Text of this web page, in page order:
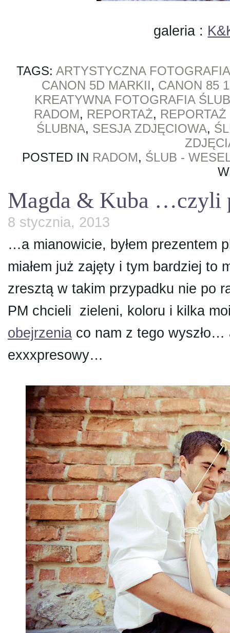
galeria :
TAGS: ARTYSTYCZNA
CANON 5D MARKII, CANON 85
KREATYWNA FOTOGRAFIA
RADOM, REPORTAŻ, REPORTAŻ
ŚLUBNA, SESJA ZDJĘCIOWA,
POSTED IN RADOM, ŚLUB -
Magda & Kuba …czyli
8 stycznia, 2013
…a mianowicie, byłem prezentem
miałem już zajęty i tym bardziej to
zresztą w takim przypadku nie po
PM chcieli zieleni, koloru i kilka
obejrzenia co nam z tego wyszło…
exxxpresowy…